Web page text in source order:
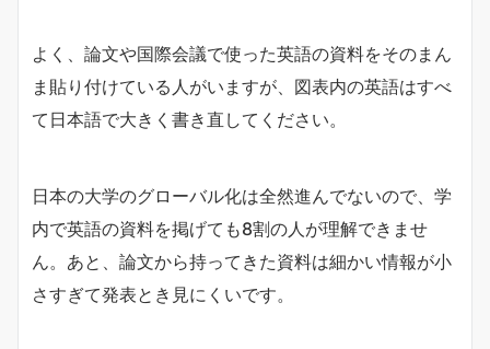
よく、論文や国際会議で使った英語の資料をそのまん
ま貼り付けている人がいますが、図表内の英語はすべ
て日本語で大きく書き直してください。
日本の大学のグローバル化は全然進んでないので、学
内で英語の資料を掲げても8割の人が理解できませ
ん。あと、論文から持ってきた資料は細かい情報が小
さすぎて発表とき見にくいです。